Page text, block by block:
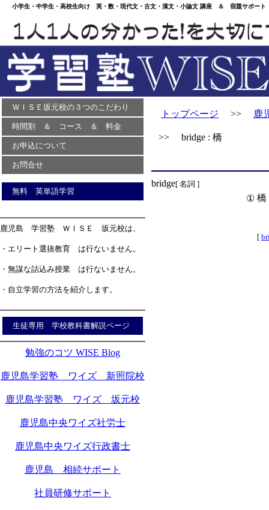
小学生・中学生・高校生向け 英・数・現代文・古文・漢文・小論文 講座 ＆ 宿題サポー
ＷＩＳＥ坂元校の３つのこだわり
時間割 ＆ コース ＆ 料金
お申込について
お問合せ
無料 英単語学習
鹿児島 学習塾 ＷＩＳＥ 坂元校は、
・エリート選抜教育 は行ないません。
・無謀な詰込み授業 は行ないません。
・自立学習の方法を紹介します。
生徒専用 学校教科書解説ページ
勉強のコツ WISE Blog
鹿児島学習塾 ワイズ 新照院校
鹿児島学習塾 ワイズ 坂元校
鹿児島中央ワイズ社労士
鹿児島中央ワイズ行政書士
鹿児島 相続サポート
社員研修サポート
トップページ >> 鹿
>> bridge : 橋
bridge[ 名詞 ]
① 橋
[